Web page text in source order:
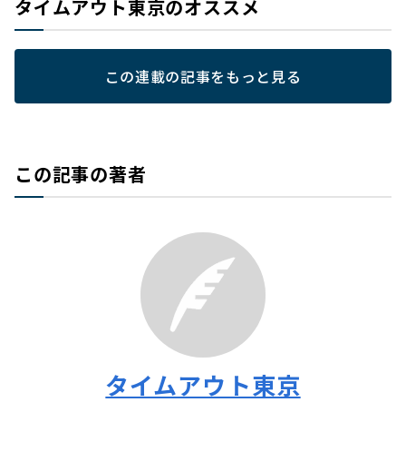
タイムアウト東京のオススメ
この連載の記事をもっと見る
この記事の著者
タイムアウト東京